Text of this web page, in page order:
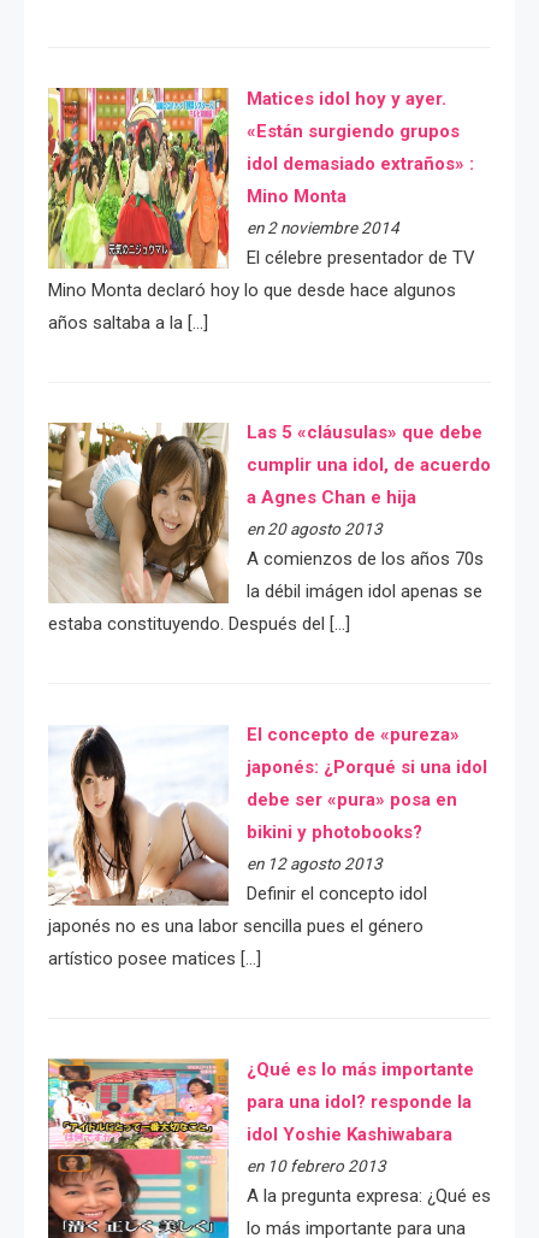
Matices idol hoy y ayer.
«Están surgiendo grupos
idol demasiado extraños» :
Mino Monta
en 2 noviembre 2014
El célebre presentador de TV
Mino Monta declaró hoy lo que desde hace algunos
años saltaba a la […]
Las 5 «cláusulas» que debe
cumplir una idol, de acuerdo
a Agnes Chan e hija
en 20 agosto 2013
A comienzos de los años 70s
la débil imágen idol apenas se
estaba constituyendo. Después del […]
El concepto de «pureza»
japonés: ¿Porqué si una idol
debe ser «pura» posa en
bikini y photobooks?
en 12 agosto 2013
Definir el concepto idol
japonés no es una labor sencilla pues el género
artístico posee matices […]
¿Qué es lo más importante
para una idol? responde la
idol Yoshie Kashiwabara
en 10 febrero 2013
A la pregunta expresa: ¿Qué es
lo más importante para una